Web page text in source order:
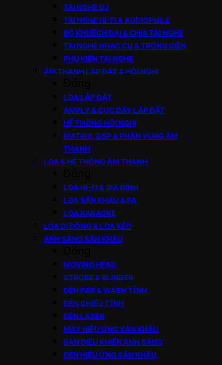
TAI NGHE DJ
TAI NGHE HI-FI & AUDIOPHILE
BỘ KHUẾCH ĐẠI & CHIA TAI NGHE
TAI NGHE NHẠC CỤ & TRỐNG ĐIỆN
PHỤ KIỆN TAI NGHE
ÂM THANH LẮP ĐẶT & HỘI NGHỊ
LOA LẮP ĐẶT
AMPLY & CỤC ĐẨY LẮP ĐẶT
HỆ THỐNG HỘI NGHỊ
MATRIX, DSP & PHÂN VÙNG ÂM
THANH
LOA & HỆ THỐNG ÂM THANH
LOA HI-FI & GIA ĐÌNH
LOA SÂN KHẤU & PA
LOA KARAOKE
LOA DI ĐỘNG & LOA KÉO
ÁNH SÁNG SÂN KHẤU
MOVING HEAD
STROBE & BLINDER
ĐÈN PAR & WASH TĨNH
ĐÈN CHIẾU TĨNH
ĐÈN LASER
MÁY HIỆU ỨNG SÂN KHẤU
BÀN ĐIỀU KHIỂN ÁNH SÁNG
ĐÈN HIỆU ỨNG SÂN KHẤU